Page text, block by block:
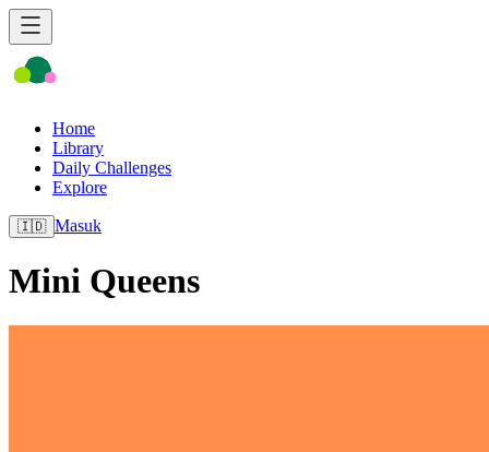
Home
Library
Daily Challenges
Explore
🇮🇩 Masuk
Mini Queens